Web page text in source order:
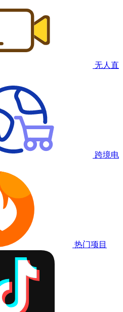
无人直
跨境电
热门项目